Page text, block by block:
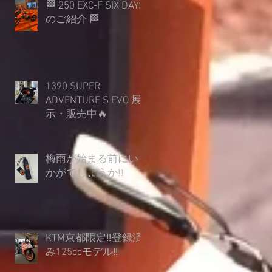
🏁 250 EXC-F SIX DAYS
のご紹介 🏁
1390 SUPER
ADVENTURE S EVO 展
示・販売中🔥
梅雨が始まる前にい
かがでしょうか︎!!
KTM京都限定‼登録済
み125ccモデル‼